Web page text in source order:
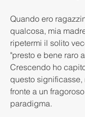
Quando ero
qualcosa, mia
ripetermi il solito
"presto e bene raro
Crescendo ho
questo
fronte a un
paradigma.